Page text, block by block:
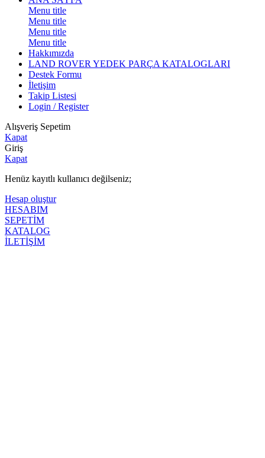
Menu title
Menu title
Menu title
Menu title
Hakkımızda
LAND ROVER YEDEK PARÇA KATALOGLARI
Destek Formu
İletişim
Takip Listesi
Login / Register
Alışveriş Sepetim
Kapat
Giriş
Kapat
Henüz kayıtlı kullanıcı değilseniz;
Hesap oluştur
HESABIM
SEPETİM
KATALOG
İLETİŞİM